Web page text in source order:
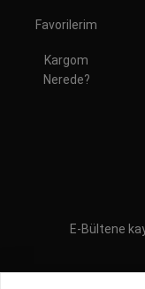
Favorilerim
Kargom
Nerede?
E-Bültene